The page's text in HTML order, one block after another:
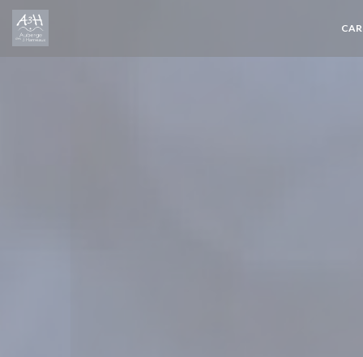
Personnalisation de vos choix en matière de cookies